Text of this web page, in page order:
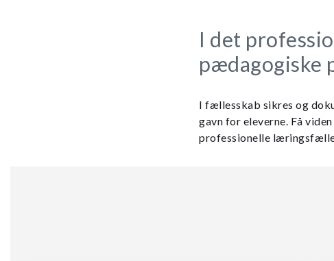
I det
pædagogiske
I fællesskab sikres og
gavn for eleverne. Få
professionelle